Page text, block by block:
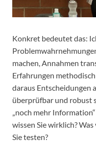
Konkret bedeutet das:
machen, Annahmen
Erfahrungen
daraus Entscheidungen
überprüfbar und robust
„noch mehr
wissen Sie wirklich?
Sie testen?